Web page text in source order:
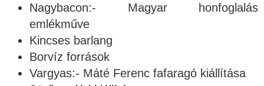
Nagybacon:- Magyar honfoglalás
emlékműve
Kincses barlang
Borvíz források
Vargyas:- Máté Ferenc fafaragó kiállítása